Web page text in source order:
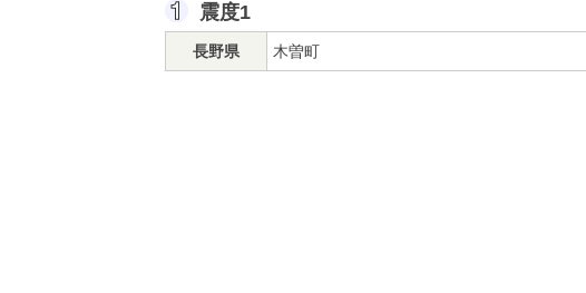
震度1
長野県 木曽町